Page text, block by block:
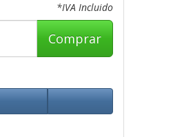
*IVA Incluido
Comprar